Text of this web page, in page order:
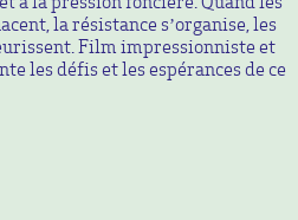
la résistance s’organise, les
Film impressionniste et
les défis et les espérances de ce